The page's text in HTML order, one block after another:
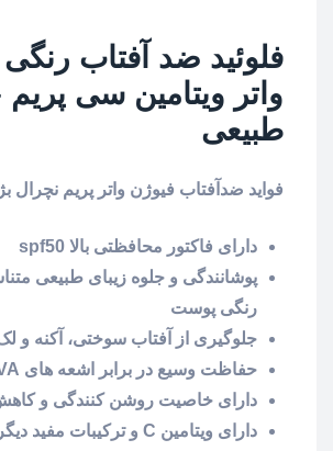
فلوئید ضد آفتاب
واتر ویتامین سی پریم
طبیعی
فواید ضدآفتاب فیوژن واتر پریم نچرال بژ
دارای فاکتور محافظتی بالا spf50
پوشانندگی و جلوه زیبای طبیعی
رنگی پوست
جلوگیری از آفتاب سوختی، آکنه و
حفاظت وسیع در برابر اشعه های UVB ،UVA و IR
دارای خاصیت روشن کنندگی و
دارای ویتامین C و ترکیبات مفید دیگر